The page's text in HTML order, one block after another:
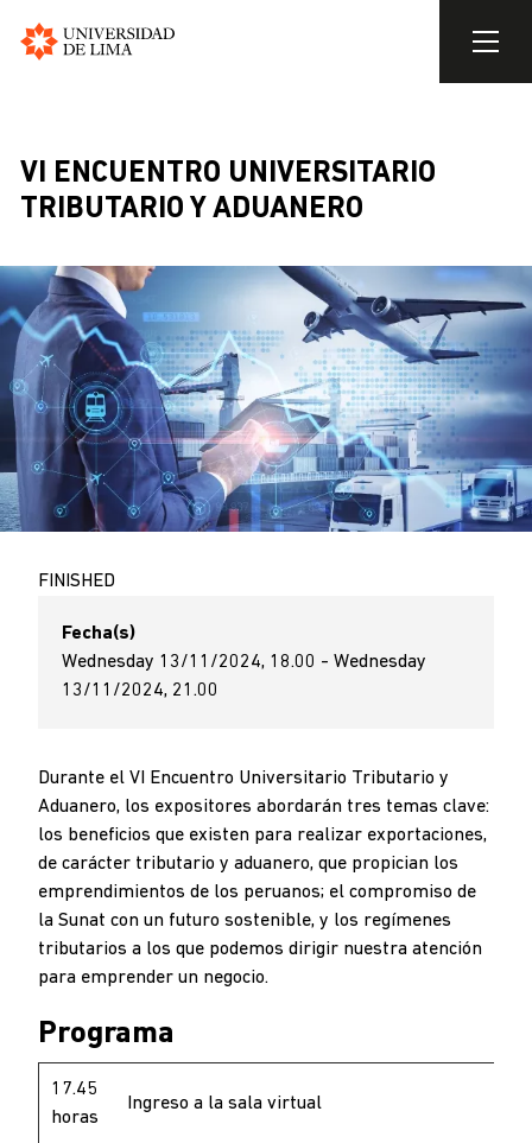
main
content
VI ENCUENTRO UNIVERSITARIO
TRIBUTARIO Y ADUANERO
FINISHED
Fecha(s)
Wednesday 13/11/2024, 18.00 - Wednesday
13/11/2024, 21.00
Durante el VI Encuentro Universitario Tributario y
Aduanero, los expositores abordarán tres temas clave:
los beneficios que existen para realizar exportaciones,
de carácter tributario y aduanero, que propician los
emprendimientos de los peruanos; el compromiso de
la Sunat con un futuro sostenible, y los regímenes
tributarios a los que podemos dirigir nuestra atención
para emprender un negocio.
Programa
17.45
horas
Ingreso a la sala virtual